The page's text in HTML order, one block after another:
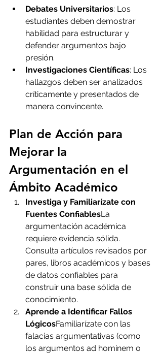
Debates Universitarios: Los
estudiantes deben demostrar
habilidad para estructurar y
defender argumentos bajo
presión.
Investigaciones Científicas: Los
hallazgos deben ser analizados
críticamente y presentados de
manera convincente.
Plan de Acción para
Mejorar la
Argumentación en el
Ámbito Académico
Investiga y Familiarízate con
Fuentes ConfiablesLa
argumentación académica
requiere evidencia sólida.
Consulta artículos revisados por
pares, libros académicos y bases
de datos confiables para
construir una base sólida de
conocimiento.
Aprende a Identificar Fallos
LógicosFamiliarízate con las
falacias argumentativas (como
los argumentos ad hominem o